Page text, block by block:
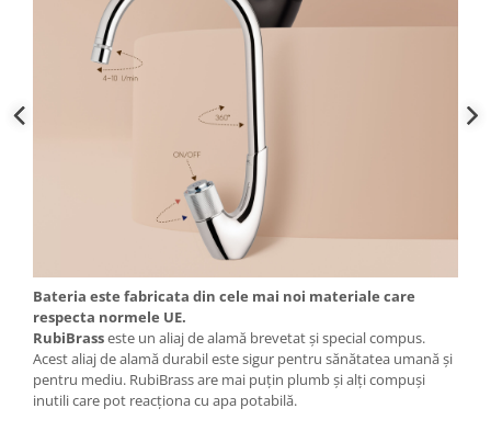
Bateria este fabricata din cele mai noi materiale care
respecta normele UE.
RubiBrasseste un aliaj de alamă brevetat și special compus.
Acest aliaj de alamă durabil este sigur pentru sănătatea umană și
pentru mediu. RubiBrass are mai puțin plumb și alți compuși
inutili care pot reacționa cu apa potabilă.